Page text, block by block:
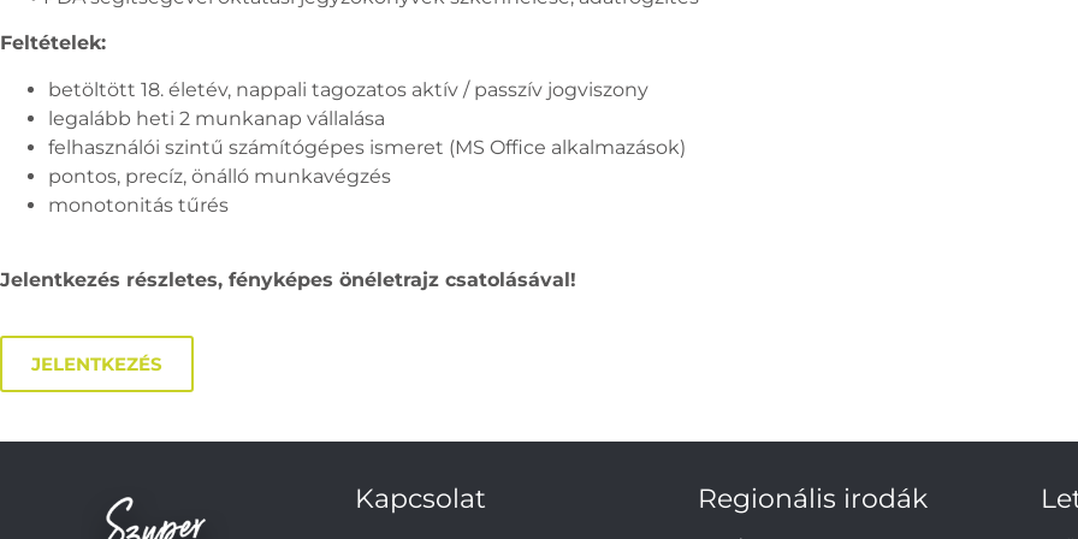
Feltételek:
betöltött 18. életév, nappali tagozatos aktív / passzív jogviszony
legalább heti 2 munkanap vállalása
felhasználói szintű számítógépes ismeret (MS Office alkalmazások)
pontos, precíz, önálló munkavégzés
monotonitás tűrés
Jelentkezés részletes, fényképes önéletrajz csatolásával!
JELENTKEZÉS
Kapcsolat Regionális irodák